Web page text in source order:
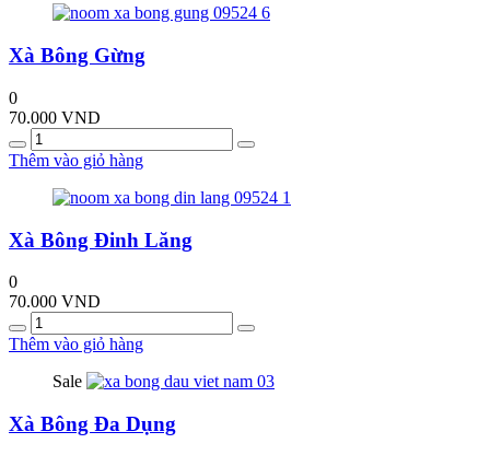
Xà Bông Gừng
0
70.000 VND
Quantity
Thêm vào giỏ hàng
Xà Bông Đinh Lăng
0
70.000 VND
Quantity
Thêm vào giỏ hàng
Sale
Xà Bông Đa Dụng